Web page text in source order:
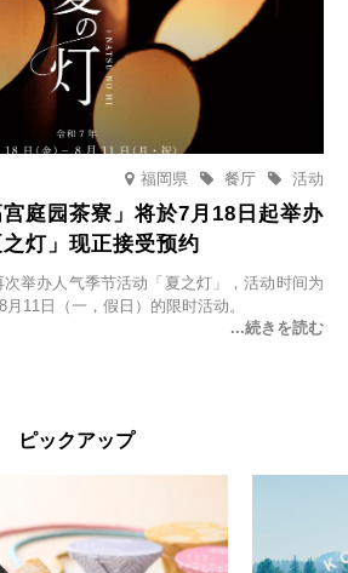
福岡県 活动
餐厅
庭园茶寮」将於7月18日起举办
灯」现正接受预约
举办人气季节活动「夏之灯」，活动时间为
11日（一，假日）的限时活动。
ピックアップ